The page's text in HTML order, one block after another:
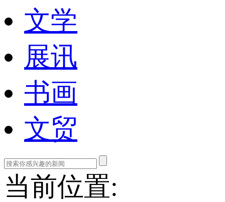
文学
展讯
书画
文贸
当前位置: